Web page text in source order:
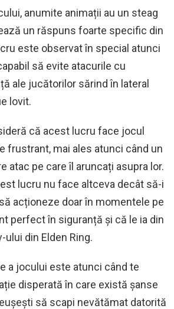
anumite animații au un steag
un răspuns foarte specific din
este observat în special atunci
să evite atacurile cu
ale jucătorilor sărind în lateral
lovit.
că acest lucru face jocul
frustrant, mai ales atunci când un
atac pe care îl aruncați asupra lor.
lucru nu face altceva decât să-i
acționeze doar în momentele pe
perfect în siguranță și că le ia din
ului din Elden Ring.
a jocului este atunci când te
disperată în care există șanse
să scapi nevătămat datorită